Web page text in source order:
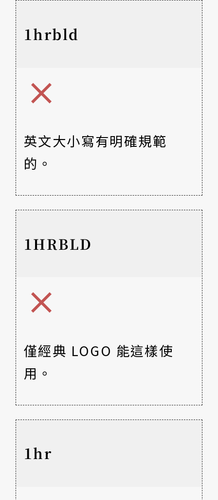
1hrbld
英文大小寫有明確規範
的。
1HRBLD
僅經典 LOGO 能這樣使
用。
1hr